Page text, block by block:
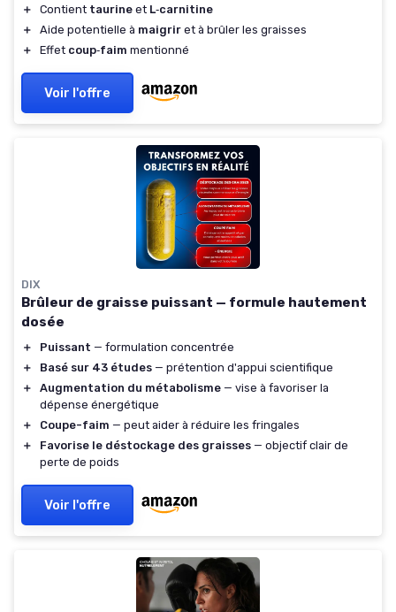
＋
Contient taurine et L‑carnitine
＋
Aide potentielle à maigrir et à brûler les graisses
＋
Effet coup‑faim mentionné
Voir l'offre
DIX
Brûleur de graisse puissant — formule hautement
dosée
＋ Puissant — formulation concentrée
＋
Basé sur 43 études — prétention d'appui scientifique
＋
Augmentation du métabolisme — vise à favoriser la
dépense énergétique
＋
Coupe-faim — peut aider à réduire les fringales
＋
Favorise le déstockage des graisses — objectif clair de
perte de poids
Voir l'offre